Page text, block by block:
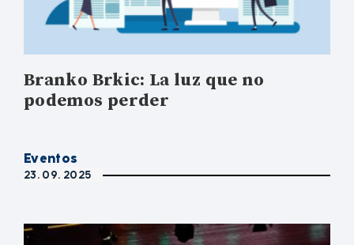
Branko Brkic: La luz que no
podemos perder
Eventos
23. 09. 2025